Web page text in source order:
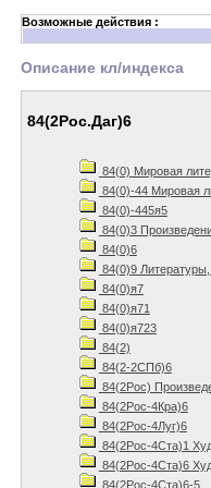
Возможные действия :
Описание кл/индекса
84(2Рос.Даг)6
84(0) Мировая
84(0)-44 Мировая
84(0)-445я5
84(0)3
84(0)6
84(0)9
84(0)я7
84(0)я71
84(0)я723
84(2)
84(2-2СПб)6
84(2Рос)
84(2Рос-4Кра)6
84(2Рос-4Луг)6
84(2Рос-4Ста)1
84(2Рос-4Ста)6
84(2Рос-4Ста)6-5